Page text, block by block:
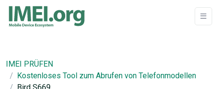
IMEI PRÜFEN
Kostenloses Tool zum Abrufen von Telefonmodellen